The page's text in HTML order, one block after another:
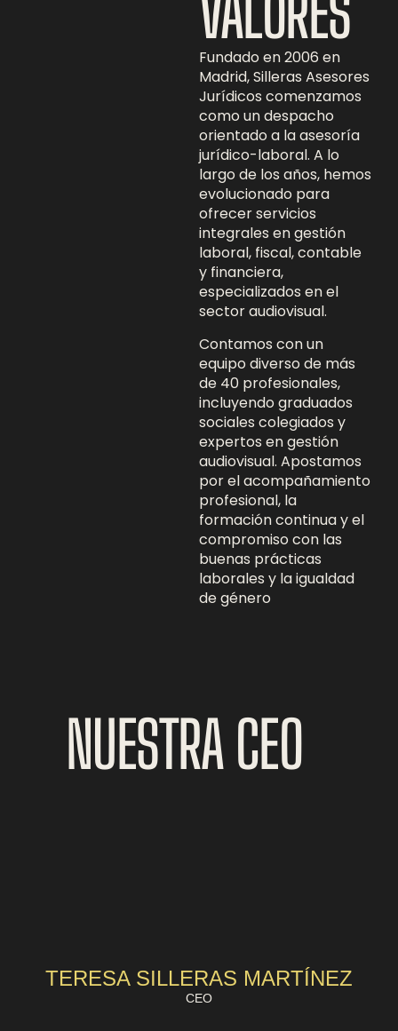
Fundado en 2006 en
Madrid, Silleras Asesores
Jurídicos comenzamos
como un despacho
orientado a la asesoría
jurídico-laboral. A lo
largo de los años, hemos
evolucionado para
ofrecer servicios
integrales en gestión
laboral, fiscal, contable
y financiera,
especializados en el
sector audiovisual.
Contamos con un
equipo diverso de más
de 40 profesionales,
incluyendo graduados
sociales colegiados y
expertos en gestión
audiovisual. Apostamos
por el acompañamiento
profesional, la
formación continua y el
compromiso con las
buenas prácticas
laborales y la igualdad
de género
NUESTRA CEO
TERESA SILLERAS MARTÍNEZ
CEO